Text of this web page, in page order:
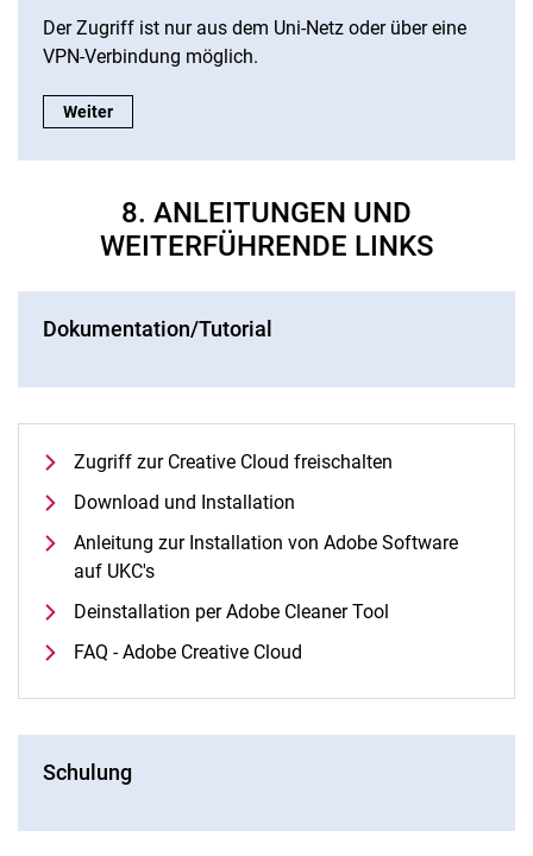
Der Zugriff ist nur aus dem Uni-Netz oder über eine
VPN-Verbindung möglich.
ITS-Chatbot:
Weiter
8. ANLEITUNGEN UND
WEITERFÜHRENDE LINKS
Dokumentation/Tutorial
Zugriff zur Creative Cloud freischalten
Download und Installation
Anleitung zur Installation von Adobe Software
auf UKC's
Deinstallation per Adobe Cleaner Tool
FAQ - Adobe Creative Cloud
Schulung